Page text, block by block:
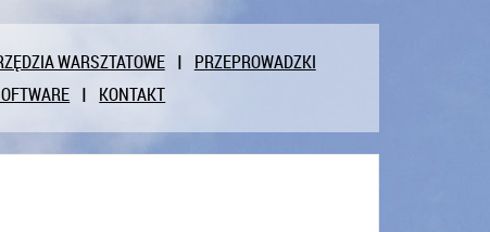
WARSZTATOWE
PRZEPROWADZKI
KONTAKT